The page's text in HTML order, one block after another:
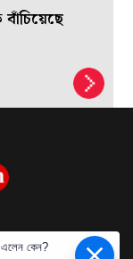
এলেন কেন?